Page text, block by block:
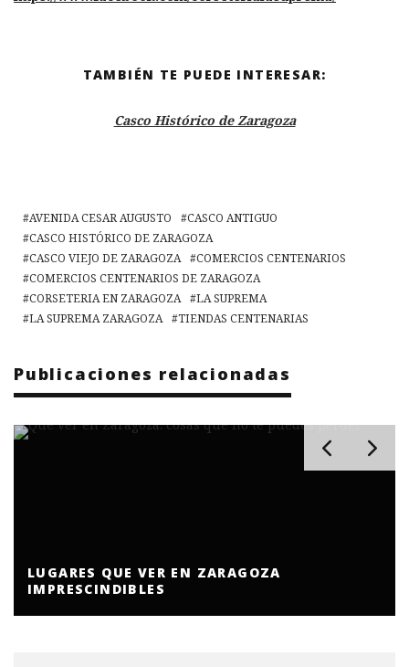
TAMBIÉN TE PUEDE INTERESAR:
Casco Histórico de Zaragoza
AVENIDA CESAR AUGUSTO
CASCO ANTIGUO
CASCO HISTÓRICO DE ZARAGOZA
CASCO VIEJO DE ZARAGOZA
COMERCIOS CENTENARIOS
COMERCIOS CENTENARIOS DE ZARAGOZA
CORSETERIA EN ZARAGOZA
LA SUPREMA
LA SUPREMA ZARAGOZA
TIENDAS CENTENARIAS
Publicaciones relacionadas
LUGARES QUE VER EN ZARAGOZA
IMPRESCINDIBLES